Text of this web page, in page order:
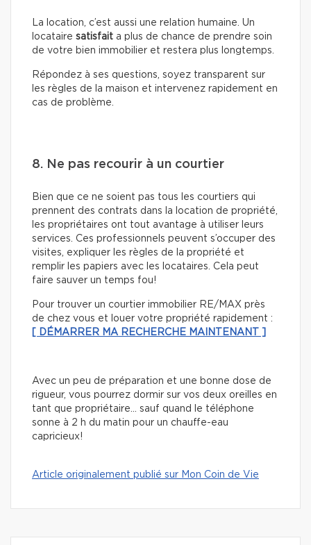
La location, c’est aussi une relation humaine. Un
locataire satisfait a plus de chance de prendre soin
de votre bien immobilier et restera plus longtemps.
Répondez à ses questions, soyez transparent sur
les règles de la maison et intervenez rapidement en
cas de problème.
8. Ne pas recourir à un courtier
Bien que ce ne soient pas tous les courtiers qui
prennent des contrats dans la location de propriété,
les propriétaires ont tout avantage à utiliser leurs
services. Ces professionnels peuvent s’occuper des
visites, expliquer les règles de la propriété et
remplir les papiers avec les locataires. Cela peut
faire sauver un temps fou!
Pour trouver un courtier immobilier RE/MAX près
de chez vous et louer votre propriété rapidement :
[ DÉMARRER MA RECHERCHE MAINTENANT ]
Avec un peu de préparation et une bonne dose de
rigueur, vous pourrez dormir sur vos deux oreilles en
tant que propriétaire… sauf quand le téléphone
sonne à 2 h du matin pour un chauffe-eau
capricieux!
Article originalement publié sur Mon Coin de Vie